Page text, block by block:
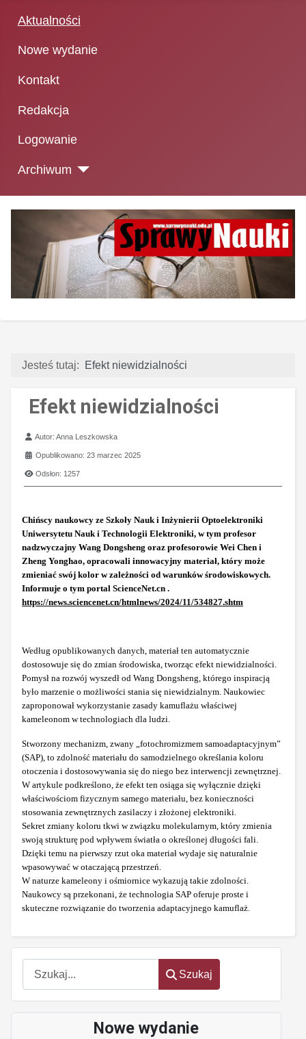
Aktualności
Nowe wydanie
Kontakt
Redakcja
Logowanie
Archiwum
Szukaj
Szukaj
Nowe wydanie
Jesteś tutaj: Efekt niewidzialności
Efekt niewidzialności
Szczegóły
Autor:Anna Leszkowska
Opublikowano: 23 marzec 2025
Odsłon: 1257
Chińscy naukowcy ze Szkoły Nauk i Inżynierii Optoelektroniki
Uniwersytetu Nauk i Technologii Elektroniki, w tym profesor
nadzwyczajny Wang Dongsheng oraz profesorowie Wei Chen i
Zheng Yonghao, opracowali innowacyjny materiał, który może
zmieniać swój kolor w zależności od warunków środowiskowych.
Informuje o tym portal ScienceNet.cn .
https://news.sciencenet.cn/htmlnews/2024/11/534827.shtm
Według opublikowanych danych, materiał ten automatycznie
dostosowuje się do zmian środowiska, tworząc efekt niewidzialności.
Pomysł na rozwój wyszedł od Wang Dongsheng, którego inspiracją
było marzenie o możliwości stania się niewidzialnym. Naukowiec
zaproponował wykorzystanie zasady kamuflażu właściwej
kameleonom w technologiach dla ludzi.
Stworzony mechanizm, zwany „fotochromizmem samoadaptacyjnym”
(SAP), to zdolność materiału do samodzielnego określania koloru
otoczenia i dostosowywania się do niego bez interwencji zewnętrznej.
W artykule podkreślono, że efekt ten osiąga się wyłącznie dzięki
właściwościom fizycznym samego materiału, bez konieczności
stosowania zewnętrznych zasilaczy i złożonej elektroniki.
Sekret zmiany koloru tkwi w związku molekularnym, który zmienia
swoją strukturę pod wpływem światła o określonej długości fali.
Dzięki temu na pierwszy rzut oka materiał wydaje się naturalnie
wpasowywać w otaczającą przestrzeń.
W naturze kameleony i ośmiornice wykazują takie zdolności.
Naukowcy są przekonani, że technologia SAP oferuje proste i
skuteczne rozwiązanie do tworzenia adaptacyjnego kamuflaż.